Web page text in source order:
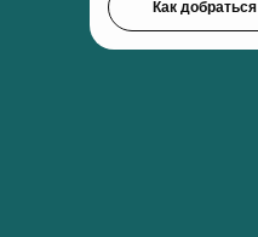
Как добраться